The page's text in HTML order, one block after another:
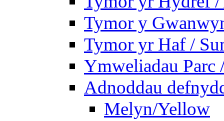
Tymor y
Tymor yr Haf /
Ymweliadau Parc
Adnoddau
Melyn/Yellow